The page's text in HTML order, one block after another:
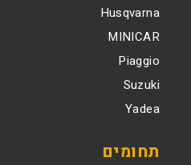
Husqvarna
MINICAR
Piaggio
Suzuki
Yadea
תחומים